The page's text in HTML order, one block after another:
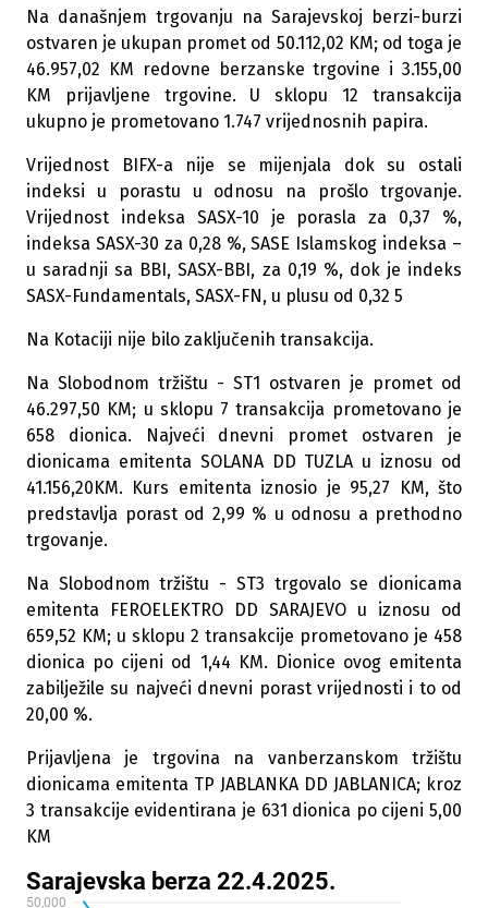
Na današnjem trgovanju na Sarajevskoj berzi-burzi
ostvaren je ukupan promet od 50.112,02 KM; od toga je
46.957,02 KM redovne berzanske trgovine i 3.155,00
KM prijavljene trgovine. U sklopu 12 transakcija
ukupno je prometovano 1.747 vrijednosnih papira.
Vrijednost BIFX-a nije se mijenjala dok su ostali
indeksi u porastu u odnosu na prošlo trgovanje.
Vrijednost indeksa SASX-10 je porasla za 0,37 %,
indeksa SASX-30 za 0,28 %, SASE Islamskog indeksa –
u saradnji sa BBI, SASX-BBI, za 0,19 %, dok je indeks
SASX-Fundamentals, SASX-FN, u plusu od 0,32 5
Na Kotaciji nije bilo zaključenih transakcija.
Na Slobodnom tržištu - ST1 ostvaren je promet od
46.297,50 KM; u sklopu 7 transakcija prometovano je
658 dionica. Najveći dnevni promet ostvaren je
dionicama emitenta SOLANA DD TUZLA u iznosu od
41.156,20KM. Kurs emitenta iznosio je 95,27 KM, što
predstavlja porast od 2,99 % u odnosu a prethodno
trgovanje.
Na Slobodnom tržištu - ST3 trgovalo se dionicama
emitenta FEROELEKTRO DD SARAJEVO u iznosu od
659,52 KM; u sklopu 2 transakcije prometovano je 458
dionica po cijeni od 1,44 KM. Dionice ovog emitenta
zabilježile su najveći dnevni porast vrijednosti i to od
20,00 %.
Prijavljena je trgovina na vanberzanskom tržištu
dionicama emitenta TP JABLANKA DD JABLANICA; kroz
3 transakcije evidentirana je 631 dionica po cijeni 5,00
KM